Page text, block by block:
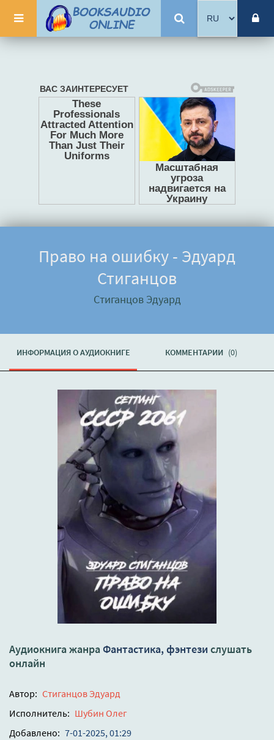
Право на ошибку - Эдуард
Стиганцов
Стиганцов Эдуард
ИНФОРМАЦИЯ О АУДИОКНИГЕ КОММЕНТАРИИ (0)
Аудиокнига жанра Фантастика, фэнтези слушать
онлайн
Автор: Стиганцов Эдуард
Исполнитель: Шубин Олег
Добавлено: 7-01-2025, 01:29